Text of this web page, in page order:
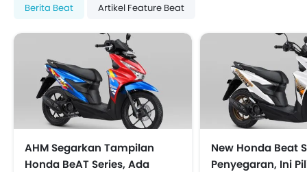
Berita Beat Artikel Feature Beat
AHM Segarkan Tampilan
Honda BeAT Series, Ada
New Honda Beat
Penyegaran, Ini